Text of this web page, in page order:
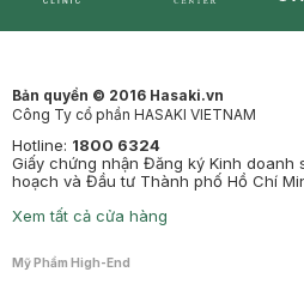
Bản quyền © 2016 Hasaki.vn
Công Ty cổ phần HASAKI VIETNAM
Hotline: 1800 6324
Giấy chứng nhận Đăng ký Kinh doanh
hoạch và Đầu tư Thành phố Hồ Chí
Xem tất cả cửa hàng
Mỹ Phẩm High-End